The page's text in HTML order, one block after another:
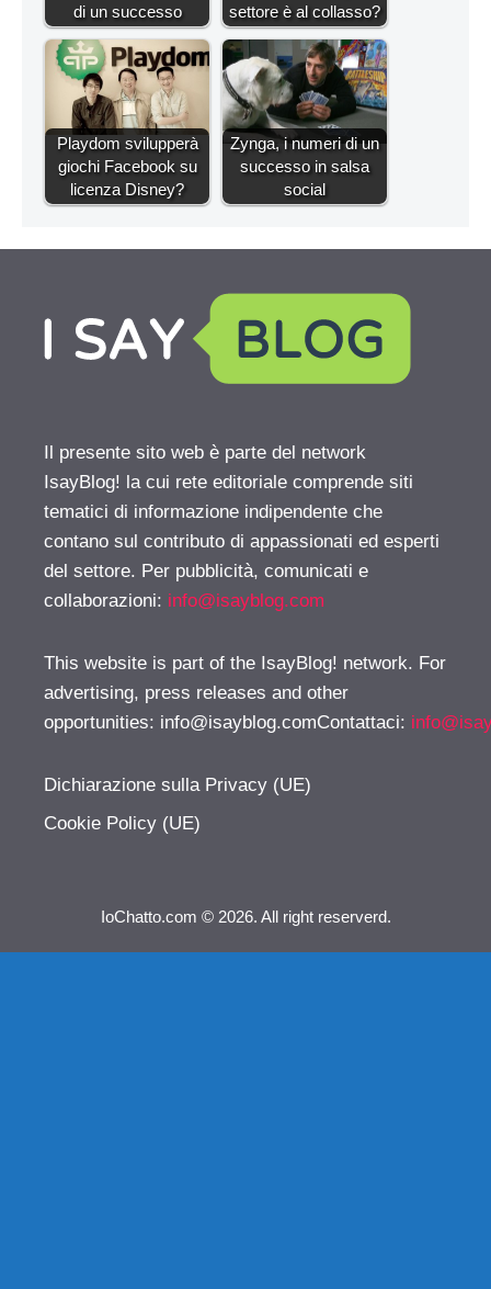
di un successo
settore è al collasso?
Playdom svilupperà
giochi Facebook su
licenza Disney?
Zynga, i numeri di un
successo in salsa
social
Il presente sito web è parte del network
IsayBlog! la cui rete editoriale comprende siti
tematici di informazione indipendente che
contano sul contributo di appassionati ed esperti
del settore. Per pubblicità, comunicati e
collaborazioni: info@isayblog.com
This website is part of the IsayBlog! network. For
advertising, press releases and other
opportunities: info@isayblog.comContattaci:
Dichiarazione sulla Privacy (UE)
Cookie Policy (UE)
IoChatto.com © 2026. All right reserverd.